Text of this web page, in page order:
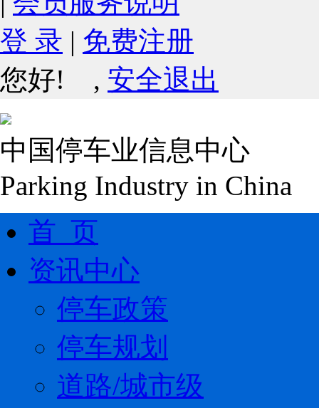
登 录 | 免费注册
您好!
, 安全退出
中国停车业信息中心
Parking Industry in China
首 页
资讯中心
停车政策
停车规划
道路/城市级